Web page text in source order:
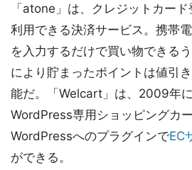
「atone」は、クレジットカー
利用できる決済サービス。携帯
を入力するだけで買い物できる
により貯まったポイントは値引
能だ。「Welcart」は、2009年
WordPress専用ショッピングカ
WordPressへのプラグインでEC
ができる。